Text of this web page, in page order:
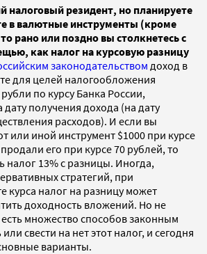
налоговый резидент, но планируете
в валютные инструменты (кроме
рано или поздно вы столкнетесь с
как налог на курсовую разницу
законодательством доход в
для целей налогообложения
по курсу Банка России,
получения дохода (на дату
расходов). И если вы
или иной инструмент $1000 при курсе
его при курсе 70 рублей, то
налог 13% с разницы. Иногда,
стратегий, при
курса налог на разницу может
доходность вложений. Но не
множество способов законным
свести на нет этот налог, и сегодня
варианты.